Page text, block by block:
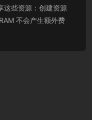
这些资源：创建资源
不会产生额外费